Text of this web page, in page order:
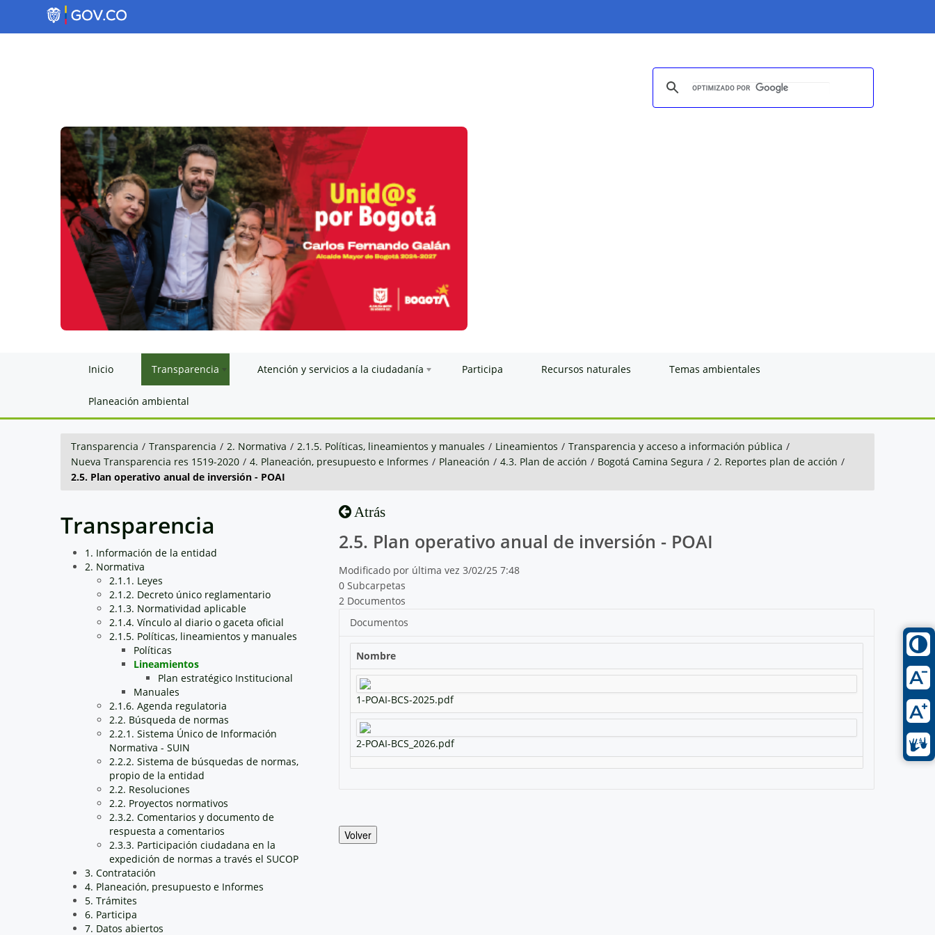
Inicio Transparencia Atención y servicios a la ciudadanía Participa Recursos naturales Temas ambientales
Planeación ambiental
Transparencia / Transparencia / 2. Normativa / 2.1.5. Políticas, lineamientos y manuales / Lineamientos / Transparencia y acceso a información pública /
Nueva Transparencia res 1519-2020 / 4. Planeación, presupuesto e Informes / Planeación / 4.3. Plan de acción / Bogotá Camina Segura / 2. Reportes plan de acción /
2.5. Plan operativo anual de inversión - POAI
Transparencia
1. Información de la entidad
2. Normativa
2.1.1. Leyes
2.1.2. Decreto único reglamentario
2.1.3. Normatividad aplicable
2.1.4. Vínculo al diario o gaceta oficial
2.1.5. Políticas, lineamientos y manuales
Políticas
Lineamientos
Plan estratégico Institucional
Manuales
2.1.6. Agenda regulatoria
2.2. Búsqueda de normas
2.2.1. Sistema Único de Información
Normativa - SUIN
2.2.2. Sistema de búsquedas de normas,
propio de la entidad
2.2. Resoluciones
2.2. Proyectos normativos
2.3.2. Comentarios y documento de
respuesta a comentarios
2.3.3. Participación ciudadana en la
expedición de normas a través el SUCOP
3. Contratación
4. Planeación, presupuesto e Informes
5. Trámites
6. Participa
7. Datos abiertos
Atrás
2.5. Plan operativo anual de inversión - POAI
Modificado por última vez 3/02/25 7:48
0 Subcarpetas
2 Documentos
Documentos
Nombre
1-POAI-BCS-2025.pdf
2-POAI-BCS_2026.pdf
Volver